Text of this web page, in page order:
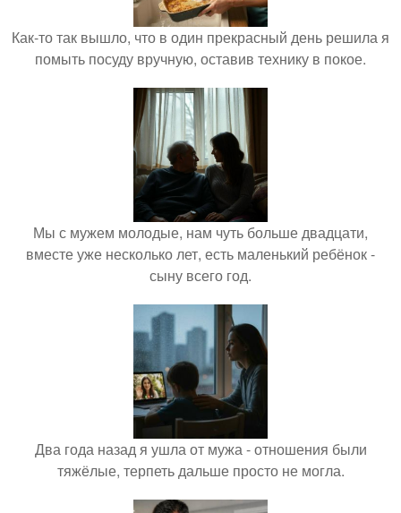
Как-то так вышло, что в один прекрасный день решила я
помыть посуду вручную, оставив технику в покое.
Мы с мужем молодые, нам чуть больше двадцати,
вместе уже несколько лет, есть маленький ребёнок -
сыну всего год.
Два года назад я ушла от мужа - отношения были
тяжёлые, терпеть дальше просто не могла.